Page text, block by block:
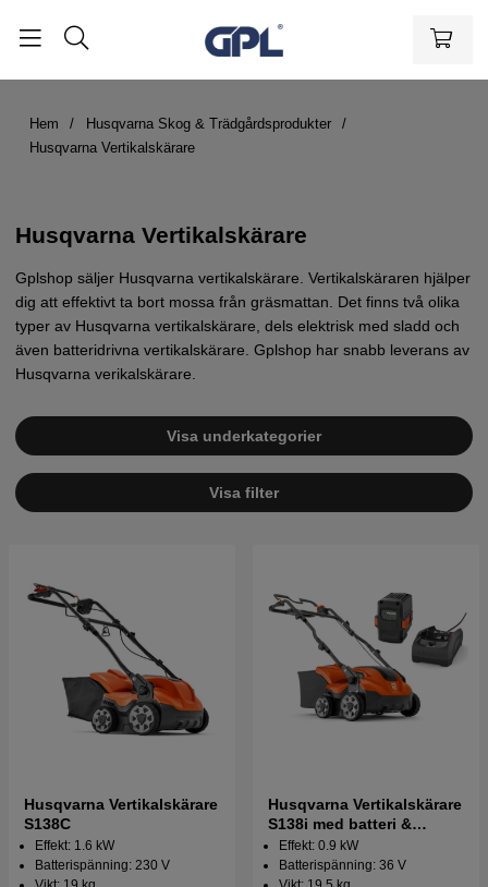
Hem
Husqvarna Skog & Trädgårdsprodukter
Husqvarna Vertikalskärare
Husqvarna Vertikalskärare
Gplshop säljer Husqvarna vertikalskärare. Vertikalskäraren hjälper
dig att effektivt ta bort mossa från gräsmattan. Det finns två olika
typer av Husqvarna vertikalskärare, dels elektrisk med sladd och
även batteridrivna vertikalskärare. Gplshop har snabb leverans av
Husqvarna verikalskärare.
Visa underkategorier
Visa filter
Husqvarna Vertikalskärare
S138C
Effekt: 1.6 kW
Batterispänning: 230 V
Husqvarna Vertikalskärare
S138i med batteri &
laddare
Effekt: 0.9 kW
Batterispänning: 36 V